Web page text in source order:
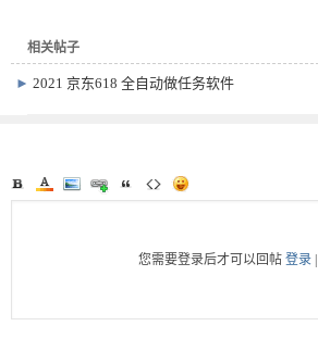
相关帖子
►2021 京东618 全自动做任务软件
您需要登录后才可以回帖登录